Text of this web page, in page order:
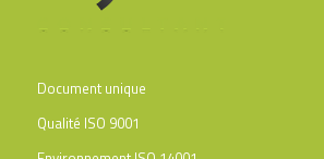
Document unique
Qualité ISO 9001